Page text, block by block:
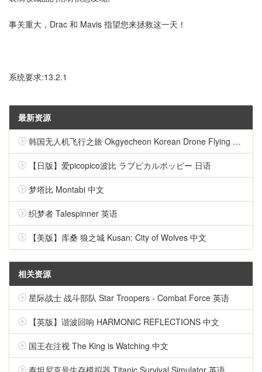
事关重大，Drac 和 Mavis 指望您来拯救这一天！
系统要求:13.2.1
最新资源
韩国无人机飞行之旅 Okgyecheon Korean Drone Flying Tour Okgyecheon 中文
【日版】爱picopico波比 ラブピカルポッピー 日语
梦塔比 Montabi 中文
织梦者 Talespinner 英语
【美版】库桑 狼之城 Kusan: City of Wolves 中文
相关资源
星际战士 战斗部队 Star Troopers - Combat Force 英语
【英版】谐波回响 HARMONIC REFLECTIONS 中文
国王在注视 The King is Watching 中文